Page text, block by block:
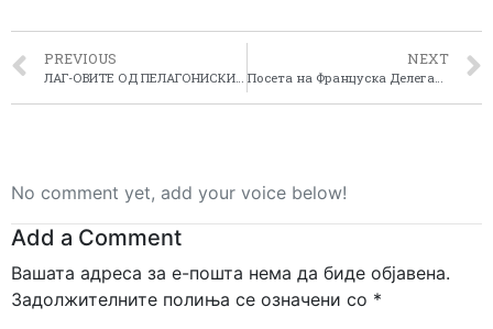
PREVIOUS
ЛАГ-ОВИТЕ ОД ПЕЛАГОНИСКИ РЕГИОН ВО СТУДИСКА ПОСЕТА ВО ХРВАТСКА
NEXT
Посета на Француска Делегација на Пелагонискиот регион во рамките на Децентрализираната соработка помеѓу регион Долна Нормандија (Франција) и Р. Македонија
No comment yet, add your voice below!
Add a Comment
Вашата адреса за е-пошта нема да биде објавена.
Задолжителните полиња се означени со *